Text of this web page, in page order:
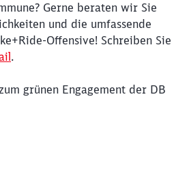
Gerne beraten wir Sie
und die umfassende
Offensive! Schreiben Sie
.
grünen Engagement der DB